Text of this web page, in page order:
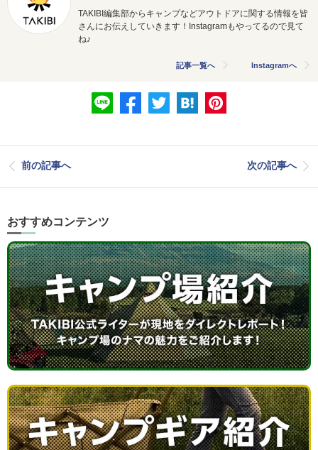
TAKIBI編集部からキャンプなどアウトドアに関する情報を皆
さんにお伝えしていきます！Instagramもやってるので見て
ね♪
記事一覧へ Instagramへ
前の記事へ 次の記事へ
おすすめコンテンツ